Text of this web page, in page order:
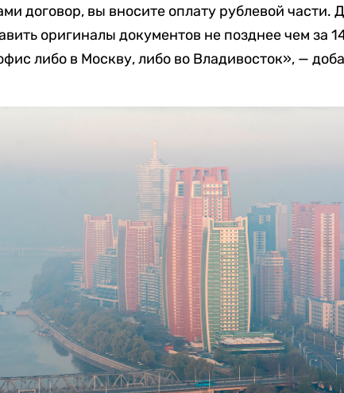
договор, вы вносите оплату рублевой части.
оригиналы документов не позднее чем за
либо в Москву, либо во Владивосток», —